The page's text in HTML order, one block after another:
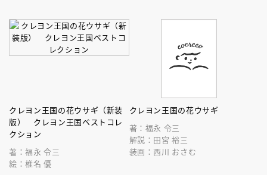
クレヨン王国の花ウサギ（新装
版） クレヨン王国ベストコレ
クション
著：福永 令三
絵：椎名 優
クレヨン王国の花ウサギ
著：福永 令三
解説：田宮 裕三
装画：西川 おさむ